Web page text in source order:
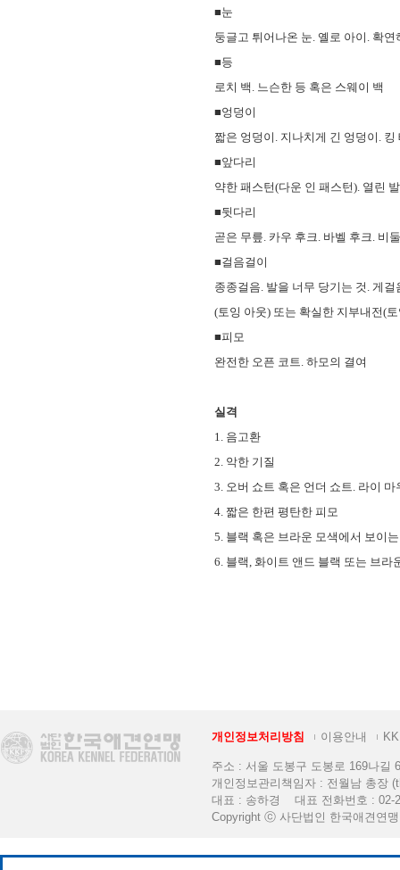
■눈
둥글고 튀어나온 눈. 옐로 아이. 확
■등
로치 백. 느슨한 등 혹은 스웨이 백
■엉덩이
짧은 엉덩이. 지나치게 긴 엉덩이. 킹
■앞다리
약한 패스턴(다운 인 패스턴). 열린
■뒷다리
곧은 무릎. 카우 후크. 바벨 후크. 비
■걸음걸이
종종걸음. 발을 너무 당기는 것. 게
(토잉 아웃) 또는 확실한 지부내전(
■피모
완전한 오픈 코트. 하모의 결여
실격
1. 음고환
2. 악한 기질
3. 오버 쇼트 혹은 언더 쇼트. 라이 마
4. 짧은 한편 평탄한 피모
5. 블랙 혹은 브라운 모색에서 보이
6. 블랙, 화이트 앤드 블랙 또는 브라
개인정보처리방침 이용안내
주소 : 서울 도봉구 도봉로 169나길
개인정보관리책임자 : 전월남 총장
대표 : 송하경 대표 전화번호 :
Copyright ⓒ 사단법인 한국애견연